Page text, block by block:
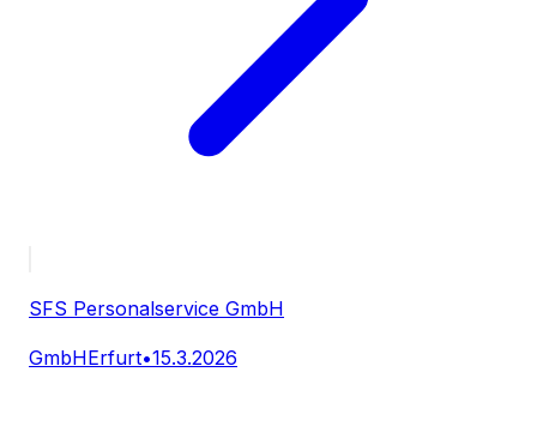
SFS Personalservice GmbH
GmbHErfurt•15.3.2026